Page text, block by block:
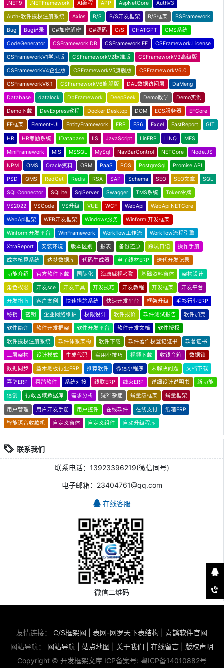
.NET9 .NETFramework AI编程 APP AspNetCore AuthV3
Auth-软件授权注册系统 Axios B/S B/S开发框架 B/S框架 BSFramework
Bug Bug记录 C#加密解密 C#源码 C/S CHATGPT CMS系统
CodeGenerator CSFramework.DB CSFramework.EF CSFramework.License
CSFrameworkV1学习版 CSFrameworkV2标准版 CSFrameworkV3高级版
CSFrameworkV4企业版 CSFrameworkV5旗舰版 CSFrameworkV6.0
CSFrameworkV6.1 CSFrameworkV6旗舰版 DAL数据访问层 DaMeng
Database datalock DbFramework DeepSeek Demo教学 Demo实例
Demo下载 DevExpress教程 Docker Desktop DOM ECS服务器 EFCore
EF框架 Element-UI EntityFramework ERP ES6 Excel FastReport GIT
HR HR考勤系统 IDatabase IIS JavaScript LinERP LINQ MES
MiniFramework MIS MSSQL MySql NavBarControl NETCore Node.JS
NPM OMS Oracle资料 ORM PaaS POS PostgreSql Promise API
PSD QMS RedGet Redis RSA SAP Schema SEO SEO文章 SQL
SQLConnector SQLite SqlServer Swagger TMS系统 Token令牌
VS2022 VSCode VS升级 VUE WCF WebApi WebApi NETCore
WebApi框架 WEB开发框架 Windows服务 Winform 开发框架
Winform 开发平台 WinFramework Workflow工作流 Workflow流程引擎
XtraReport 安装环境 版本区别 报表 备份还原 踩坑日记 操作手册
成本核算系统 达梦数据库 代码生成器 电子线材ERP 迭代开发记录
功能介绍 官方软件下载 国际化 海康威视考勤 基础资料窗体 架构设计
角色权限 开发sce 开发工具 开发技巧 开发教程 开发框架 开发平台
开发指南 客户案例 快速搭站系统 快速开发平台 框架升级 毛衫行业ERP
秘钥 密钥 企业网络维护 权限设计 软件报价 软件测试报告 软件加壳
软件简介 软件开发框架 软件开发平台 软件开发文档 软件授权
软件授权注册系统 软件体系架构 软件下载 软件著作权登记证书 软著证书
三层架构 设计模式 生成代码 实用小技巧 视频下载 收钱音箱 数据锁
数据同步 塑木地板行业ERP 推荐软件 微信小程序 未解决问题 文档下载
喜鹊ERP 喜鹊软件 系统对接 线联ERP 线束ERP 详细设计说明书 新功能
信创 行政区域数据库 需求分析 疑难杂症 蝇量级框架 蝇量框架
用户管理 用户开发手册 用户控件 在线软件 在线支付 纸箱ERP
智能语音收款机 自定义窗体 自定义组件 自动升级程序
联系我们
联系电话：13923396219(微信同号)
电子邮箱：23404761@qq.com
在线客服
微信二维码
友情连接： C/S框架网 表网-网罗天下表结构
喜鹊软件官网
网站导航： 网站导航 站点地图 关于我们 在线留言
版权声明
Copyright © 开发框架文库 ICP备案号: 粤ICP备14010882号